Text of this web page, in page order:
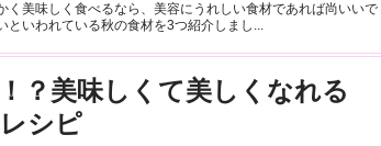
く美味しく食べるなら、美容にうれしい食材であれば尚いいで
といわれている秋の食材を3つ紹介しまし...
？美味しくて美しくなれる
シピ